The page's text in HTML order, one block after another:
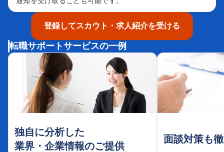
登録してスカウト・求人紹介を受ける
転職サポートサービスの一例
独自に分析した
業界・企業情報のご提供
面談対策も